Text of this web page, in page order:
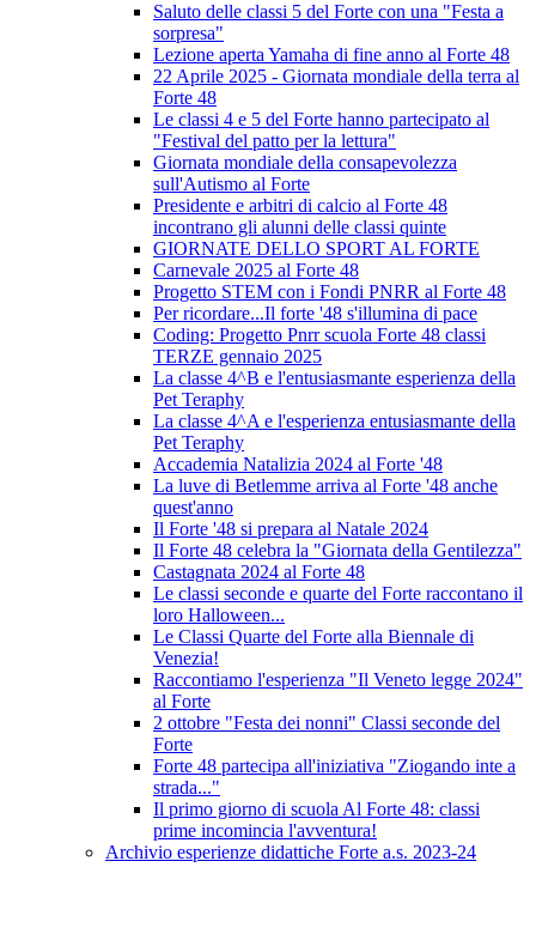
Saluto delle classi 5 del Forte con una "Festa a
sorpresa"
Lezione aperta Yamaha di fine anno al Forte 48
22 Aprile 2025 - Giornata mondiale della terra al
Forte 48
Le classi 4 e 5 del Forte hanno partecipato al
"Festival del patto per la lettura"
Giornata mondiale della consapevolezza
sull'Autismo al Forte
Presidente e arbitri di calcio al Forte 48
incontrano gli alunni delle classi quinte
GIORNATE DELLO SPORT AL FORTE
Carnevale 2025 al Forte 48
Progetto STEM con i Fondi PNRR al Forte 48
Per ricordare...Il forte '48 s'illumina di pace
Coding: Progetto Pnrr scuola Forte 48 classi
TERZE gennaio 2025
La classe 4^B e l'entusiasmante esperienza della
Pet Teraphy
La classe 4^A e l'esperienza entusiasmante della
Pet Teraphy
Accademia Natalizia 2024 al Forte '48
La luve di Betlemme arriva al Forte '48 anche
quest'anno
Il Forte '48 si prepara al Natale 2024
Il Forte 48 celebra la "Giornata della Gentilezza"
Castagnata 2024 al Forte 48
Le classi seconde e quarte del Forte raccontano il
loro Halloween...
Le Classi Quarte del Forte alla Biennale di
Venezia!
Raccontiamo l'esperienza "Il Veneto legge 2024"
al Forte
2 ottobre "Festa dei nonni" Classi seconde del
Forte
Forte 48 partecipa all'iniziativa "Ziogando inte a
strada..."
Il primo giorno di scuola Al Forte 48: classi
prime incomincia l'avventura!
Archivio esperienze didattiche Forte a.s. 2023-24